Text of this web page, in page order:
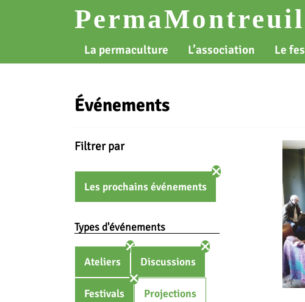
PermaMontreuil
La permaculture L’association Le
Événements
Filtrer par
Les prochains événements
Types d'événements
Ateliers Discussions
Festivals Projections